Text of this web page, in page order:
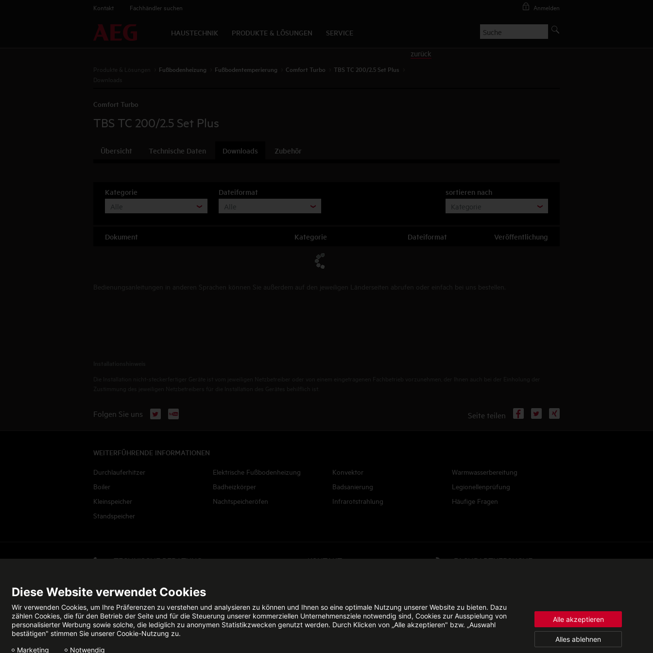
Anmelden
Kontakt Fachhändler suchen
HAUSTECHNIK PRODUKTE & LÖSUNGEN SERVICE
Produkte & Lösungen Fußbodenheizung Fußbodentemperierung Comfort Turbo TBS TC 200/2.5 Set Plus
Downloads
zurück
Comfort Turbo
TBS TC 200/2.5 Set Plus
Übersicht Technische Daten Downloads Zubehör
Kategorie
Alle
Dateiformat
Alle
sortieren nach
Kategorie
Dokument Kategorie Dateiformat Veröffentlichung
Bedienungsanleitungen in anderen Sprachen können Sie außerdem auf den jeweiligen Länderseiten abrufen oder einfach bei uns bestellen.
Folgen Sie uns X YouTube Seite teilen Facebook
WEITERFÜHRENDE INFORMATIONEN
Durchlauferhitzer
Boiler
Kleinspeicher
Standspeicher
Elektrische Fußbodenheizung
Badheizkörper
Nachtspeicheröfen
Konvektor
Badsanierung
Infrarotstrahlung
Warmwasserbereitung
Legionellenprüfung
Häufige Fragen
TECHNISCHE BERATUNG KONTAKT FACHPARTNERSUCHE
Datenschutz Impressum © 2026 - STIEBEL ELTRON GmbH & Co. KG
Diese Website verwendet Cookies
Wir verwenden Cookies, um Ihre Präferenzen zu verstehen und analysieren zu können und Ihnen so eine optimale Nutzung unserer Website zu bieten. Dazu
zählen Cookies, die für den Betrieb der Seite und für die Steuerung unserer kommerziellen Unternehmensziele notwendig sind, Cookies zur Ausspielung von
personalisierter Werbung sowie solche, die lediglich zu anonymen Statistikzwecken genutzt werden. Durch Klicken von „Alle akzeptieren" bzw. „Auswahl
bestätigen" stimmen Sie unserer Cookie-Nutzung zu.
Marketing
Notwendig
Alle akzeptieren
Alles ablehnen